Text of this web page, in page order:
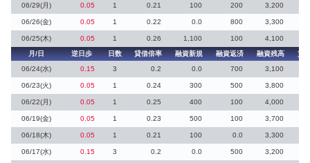
06/29(月) 0.05 1 0.21 100 200 3,200
06/26(金) 0.05 1 0.22 0.0 800 3,300
06/25(木) 0.05 1 0.26 1,100 100
4,100
月/日
逆日歩 日数 貸借倍率 融資新規 融資返済 融資残高
貸
06/24(水)
0.15 3 0.2 0.0 700 3,100
06/23(火) 0.05 1 0.24 300 500 3,800
06/22(月) 0.05 1 0.25 400 100 4,000
06/19(金) 0.05 1 0.23 500 100 3,700
06/18(木) 0.05 1 0.21 100 0.0 3,300
06/17(水) 0.15 3 0.2 0.0 500 3,200